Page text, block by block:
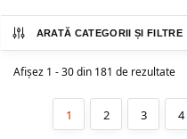
ARATĂ CATEGORII ȘI FILTRE
Afișez 1 - 30 din 181 de rezultate
1 2 3 4